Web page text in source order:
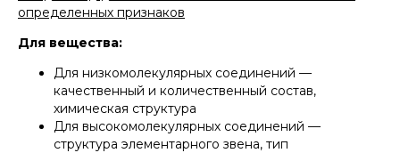
определенных признаков
Для вещества:
Для низкомолекулярных соединений —
качественный и количественный состав,
химическая структура
Для высокомолекулярных соединений —
структура элементарного звена, тип